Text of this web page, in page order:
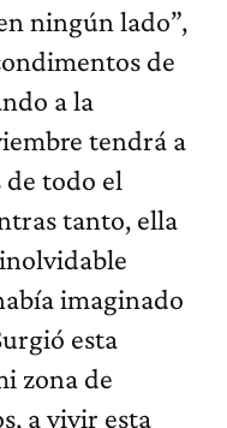
ningún lado”,
de
a la
tendrá a
de todo el
tanto, ella
imaginado
esta
zona de
a vivir esta